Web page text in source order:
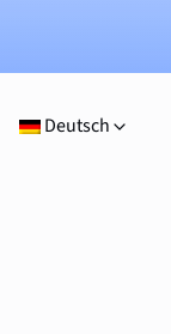
Deutsch